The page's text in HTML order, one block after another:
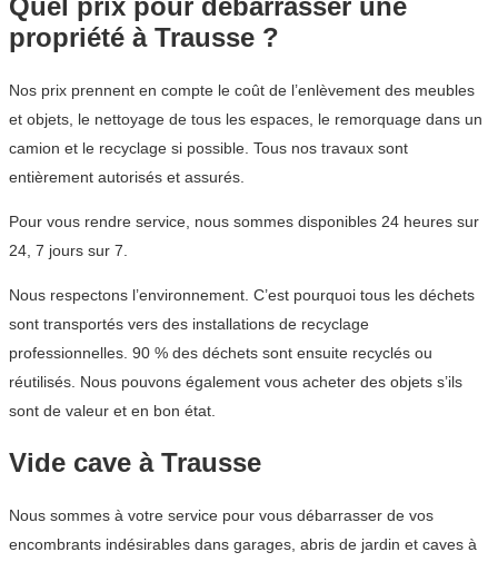
Quel prix pour débarrasser une
propriété à Trausse ?
Nos prix prennent en compte le coût de l’enlèvement des meubles
et objets, le nettoyage de tous les espaces, le remorquage dans un
camion et le recyclage si possible. Tous nos travaux sont
entièrement autorisés et assurés.
Pour vous rendre service, nous sommes disponibles 24 heures sur
24, 7 jours sur 7.
Nous respectons l’environnement. C’est pourquoi tous les déchets
sont transportés vers des installations de recyclage
professionnelles. 90 % des déchets sont ensuite recyclés ou
réutilisés. Nous pouvons également vous acheter des objets s’ils
sont de valeur et en bon état.
Vide cave à Trausse
Nous sommes à votre service pour vous débarrasser de vos
encombrants indésirables dans garages, abris de jardin et caves à